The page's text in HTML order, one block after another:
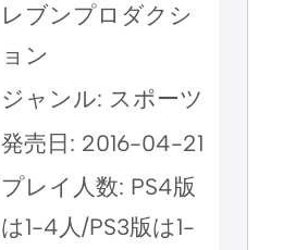
レブンプロダクシ
ョン
ジャンル: スポーツ
発売日: 2016-04-21
プレイ人数: PS4版
は1-4人/PS3版は1-